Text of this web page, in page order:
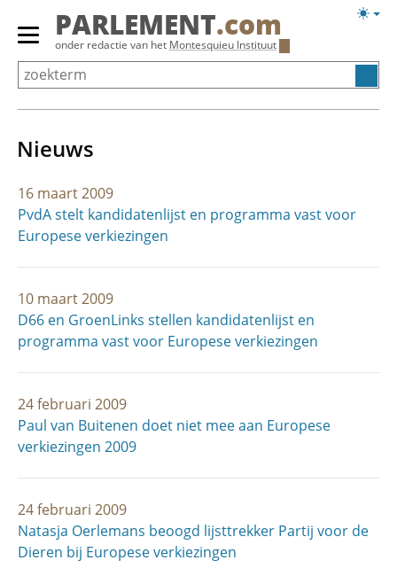
Overslaan
Primair
menu
tonen/verbergen
PARLEMENT.com
onder redactie van het Montesquieu Instituut
Nieuws
16 maart 2009
PvdA stelt kandidatenlijst en programma vast voor
Europese verkiezingen
10 maart 2009
D66 en GroenLinks stellen kandidatenlijst en
programma vast voor Europese verkiezingen
24 februari 2009
Paul van Buitenen doet niet mee aan Europese
verkiezingen 2009
24 februari 2009
Natasja Oerlemans beoogd lijsttrekker Partij voor de
Dieren bij Europese verkiezingen